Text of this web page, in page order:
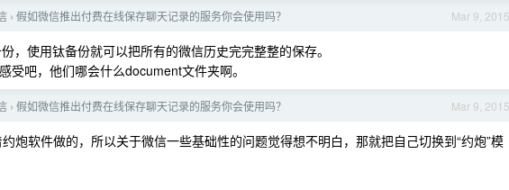
Mar 9, 2015
› 假如微信推出付费在线保存聊天记录的服务你会使用吗？
，使用钛备份就可以把所有的微信历史完完整整的保存。
受吧，他们哪会什么document文件夹啊。
Mar 9, 2015
› 假如微信推出付费在线保存聊天记录的服务你会使用吗？
炮软件做的，所以关于微信一些基础性的问题觉得想不明白，那就把自己切换到“约炮”模